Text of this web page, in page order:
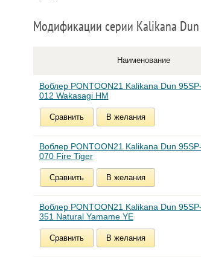
Модификации серии Kalikana Dun
Наименование
Воблер PONTOON21 Kalikana Dun
012 Wakasagi HM
Сравнить В желания
Воблер PONTOON21 Kalikana Dun
070 Fire Tiger
Сравнить В желания
Воблер PONTOON21 Kalikana Dun
351 Natural Yamame YE
Сравнить В желания